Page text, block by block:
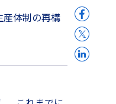
体制の再構